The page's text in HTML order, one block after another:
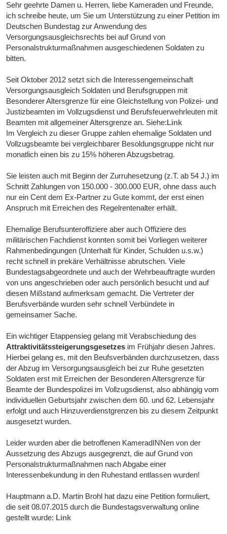
Sehr geehrte Damen u. Herren, liebe Kameraden und Freunde,
ich schreibe heute, um Sie um Unterstützung zu einer Petition im
Deutschen Bundestag zur Anwendung des
Versorgungsausgleichsrechts bei auf Grund von
Personalstrukturmaßnahmen ausgeschiedenen Soldaten zu
bitten.
Seit Oktober 2012 setzt sich die Interessengemeinschaft
Versorgungsausgleich Soldaten und Berufsgruppen mit
Besonderer Altersgrenze für eine Gleichstellung von Polizei- und
Justizbeamten im Vollzugsdienst und Berufsfeuerwehrleuten mit
Beamten mit allgemeiner Altersgrenze an. Siehe:Link
Im Vergleich zu dieser Gruppe zahlen ehemalige Soldaten und
Vollzugsbeamte bei vergleichbarer Besoldungsgruppe nicht nur
monatlich einen bis zu 15% höheren Abzugsbetrag.
Sie leisten auch mit Beginn der Zurruhesetzung (z.T. ab 54 J.) im
Schnitt Zahlungen von 150.000 - 300.000 EUR, ohne dass auch
nur ein Cent dem Ex-Partner zu Gute kommt, der erst einen
Anspruch mit Erreichen des Regelrentenalter erhält.
Ehemalige Berufsunteroffiziere aber auch Offiziere des
militärischen Fachdienst konnten somit bei Vorliegen weiterer
Rahmenbedingungen (Unterhalt für Kinder, Schulden u.s.w.)
recht schnell in prekäre Verhältnisse abrutschen. Viele
Bundestagsabgeordnete und auch der Wehrbeauftragte wurden
von uns angeschrieben oder auch persönlich besucht und auf
diesen Mißstand aufmerksam gemacht. Die Vertreter der
Berufsverbände wurden sehr schnell Verbündete in
gemeinsamer Sache.
Ein wichtiger Etappensieg gelang mit Verabschiedung des
Attraktivitätssteigerungsgesetzes im Frühjahr diesen Jahres.
Hierbei gelang es, mit den Beufsverbänden durchzusetzen, dass
der Abzug im Versorgungsausgleich bei zur Ruhe gesetzten
Soldaten erst mit Erreichen der Besonderen Altersgrenze für
Beamte der Bundespolizei im Vollzugsdienst, also abhängig vom
individuellen Geburtsjahr zwischen dem 60. und 62. Lebensjahr
erfolgt und auch Hinzuverdienstgrenzen bis zu diesem Zeitpunkt
ausgesetzt wurden.
Leider wurden aber die betroffenen KameradINNen von der
Aussetzung des Abzugs ausgegrenzt, die auf Grund von
Personalstrukturmaßnahmen nach Abgabe einer
Interessenbekundung in den Ruhestand entlassen wurden!
Hauptmann a.D. Martin Brohl hat dazu eine Petition formuliert,
die seit 08.07.2015 durch die Bundestagsverwaltung online
gestellt wurde: Link